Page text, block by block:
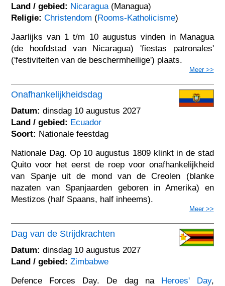
Land / gebied: Nicaragua (Managua)
Religie: Christendom (Rooms-Katholicisme)
Jaarlijks van 1 t/m 10 augustus vinden in Managua
(de hoofdstad van Nicaragua) 'fiestas patronales'
('festiviteiten van de beschermheilige') plaats.
Meer >>
Onafhankelijkheidsdag
Datum: dinsdag 10 augustus 2027
Land / gebied: Ecuador
Soort: Nationale feestdag
Nationale Dag. Op 10 augustus 1809 klinkt in de stad
Quito voor het eerst de roep voor onafhankelijkheid
van Spanje uit de mond van de Creolen (blanke
nazaten van Spanjaarden geboren in Amerika) en
Mestizos (half Spaans, half inheems).
Meer >>
Dag van de Strijdkrachten
Datum: dinsdag 10 augustus 2027
Land / gebied: Zimbabwe
Defence Forces Day. De dag na Heroes' Day,